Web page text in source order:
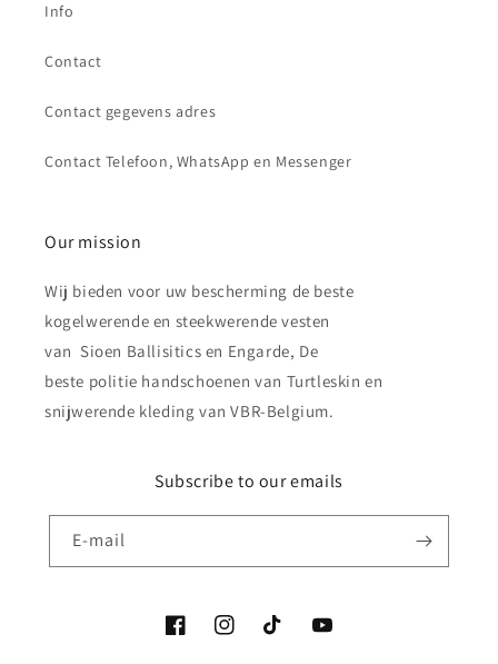
Info
Contact
Contact gegevens adres
Contact Telefoon, WhatsApp en Messenger
Our mission
Wij bieden voor uw bescherming de beste
kogelwerende en steekwerende vesten
van Sioen Ballisitics en Engarde, De
beste politie handschoenen van Turtleskin en
snijwerende kleding van VBR-Belgium.
Subscribe to our emails
E‑mail
FacebookInstagramTikTok YouTube